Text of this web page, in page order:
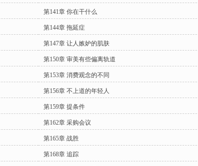
第141章 你在干什么
第144章 拖延症
第147章 让人嫉妒的肌肤
第150章 审美有些偏离轨道
第153章 消费观念的不同
第156章 不上道的年轻人
第159章 提条件
第162章 采购会议
第165章 战胜
第168章 追踪